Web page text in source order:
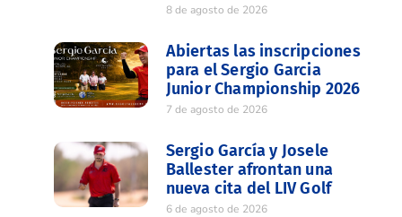
8 de agosto de 2026
Abiertas las inscripciones
para el Sergio Garcia
Junior Championship 2026
7 de agosto de 2026
Sergio García y Josele
Ballester afrontan una
nueva cita del LIV Golf
6 de agosto de 2026